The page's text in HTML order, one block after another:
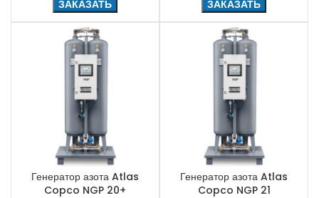
ЗАКАЗАТЬ ЗАКАЗАТЬ
Генератор азота Atlas
Copco NGP 20+
Генератор азота Atlas
Copco NGP 21